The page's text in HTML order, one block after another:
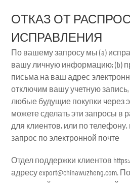
ОТКАЗ ОТ
ИСПРАВЛЕНИЯ
По вашему запросу мы (a)
вашу личную информацию; (b)
письма на ваш адрес
отключим вашу учетную
любые будущие покупки через
можете сделать эти запросы в
для клиентов, или по
запрос по электронной почте
Отдел поддержки клиентов
адресу export@chinawuzheng.com.